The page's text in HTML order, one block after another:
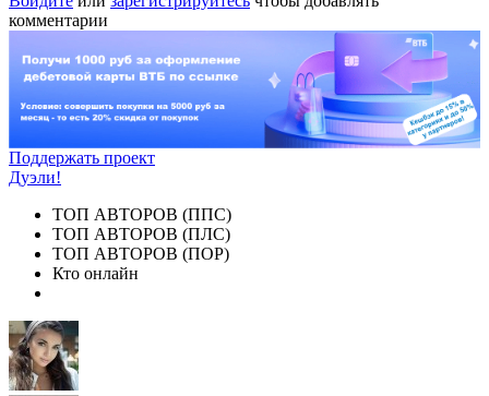
комментарии
Поддержать проект
Дуэли!
ТОП АВТОРОВ (ППС)
ТОП АВТОРОВ (ПЛС)
ТОП АВТОРОВ (ПОР)
Кто онлайн